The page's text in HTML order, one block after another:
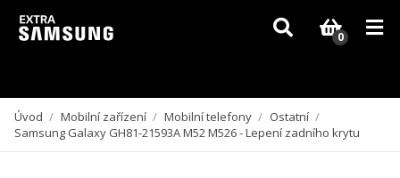
Vzhledem k aktuální situaci se může dodání dílů, které nejsou skladem,
zpozdit. Děkujeme za pochopení.
0
Úvod / Mobilní zařízení / Mobilní telefony / Ostatní /
Samsung Galaxy GH81-21593A M52 M526 - Lepení zadního krytu